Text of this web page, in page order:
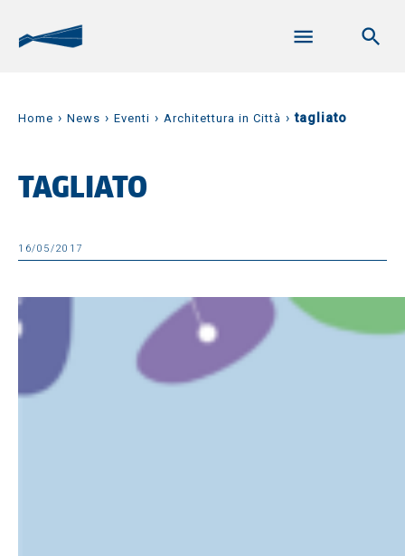
Home › News › Eventi › Architettura in Città ›tagliato
TAGLIATO
16/05/2017